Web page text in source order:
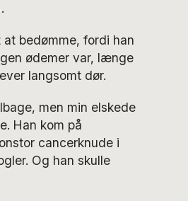
bedømme, fordi han
ødemer var, længe
langsomt dør.
men min elskede
Han kom på
cancerknude i
Og han skulle